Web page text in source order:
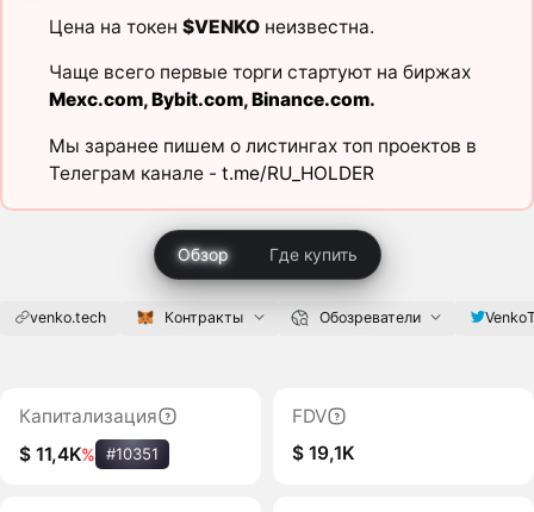
Цена на токен $VENKOнеизвестна.
Чаще всего первые торги стартуют на биржах
Mexc.com,Bybit.com,Binance.com.
Мы заранее пишем о листингах топ проектов в
Телеграм канале - t.me/RU_HOLDER
Обзор Где купить
venko.tech Контракты Обозреватели
Капитализация
$ 11,4K% #10351
FDV
$ 19,1K